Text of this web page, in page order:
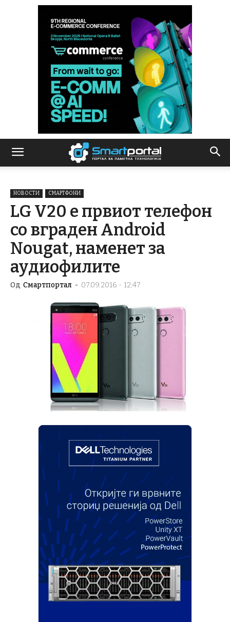
НОВОСТИ СМАРТФОНИ
LG V20 е првиот телефон
со вграден Android
Nougat, наменет за
аудиофилите
Од Смартпортал - 07.09.2016 - 12:47